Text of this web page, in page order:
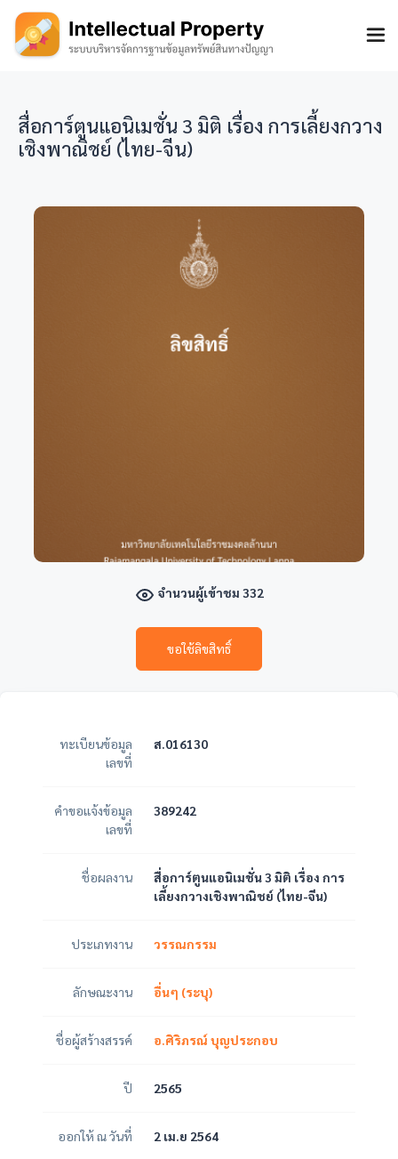
สื่อการ์ตูนแอนิเมชั่น 3 มิติ เรื่อง การเลี้ยงกวาง
เชิงพาณิชย์ (ไทย-จีน)
จำนวนผู้เข้าชม 332
ขอใช้ลิขสิทธิ์
ทะเบียนข้อมูล
เลขที่
ส.016130
คำขอแจ้งข้อมูล
เลขที่
389242
ชื่อผลงาน
สื่อการ์ตูนแอนิเมชั่น 3 มิติ เรื่อง การ
เลี้ยงกวางเชิงพาณิชย์ (ไทย-จีน)
ประเภทงาน วรรณกรรม
ลักษณะงาน อื่นๆ (ระบุ)
ชื่อผู้สร้างสรรค์ อ.ศิริภรณ์ บุญประกอบ
ปี 2565
ออกให้ ณ วันที่ 2 เม.ย 2564